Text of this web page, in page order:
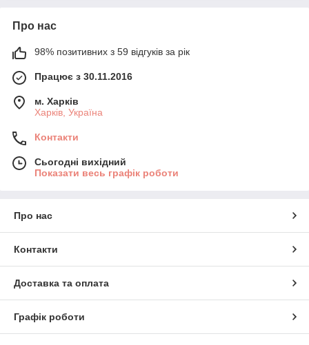
Про нас
98% позитивних з 59 відгуків за рік
Працює з 30.11.2016
м. Харків
Харків, Україна
Контакти
Сьогодні вихідний
Показати весь графік роботи
Про нас
Контакти
Доставка та оплата
Графік роботи